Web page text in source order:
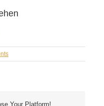
Your Platform!